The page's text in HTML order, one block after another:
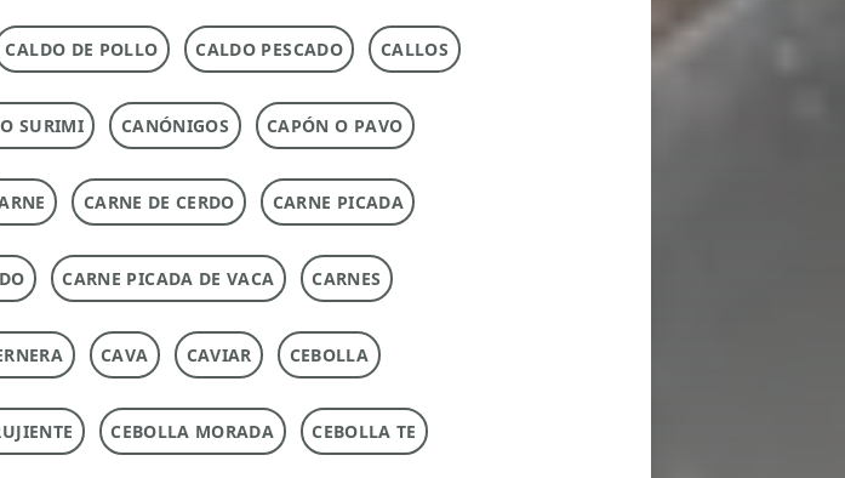
CALDO DE POLLO CALDO PESCADO CALLOS
SURIMI CANÓNIGOS CAPÓN O PAVO
CARNE DE CERDO CARNE PICADA
CARNE PICADA DE VACA CARNES
CAVA CAVIAR CEBOLLA
CEBOLLA MORADA CEBOLLA TE